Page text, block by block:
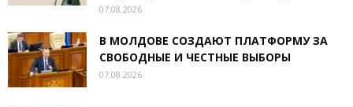
07.08.2026
В МОЛДОВЕ СОЗДАЮТ ПЛАТФОРМУ ЗА
СВОБОДНЫЕ И ЧЕСТНЫЕ ВЫБОРЫ
07.08.2026